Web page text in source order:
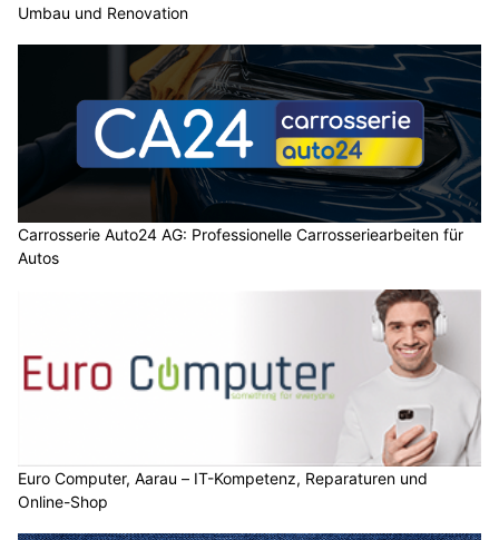
Umbau und Renovation
Carrosserie Auto24 AG: Professionelle Carrosseriearbeiten für
Autos
Euro Computer, Aarau – IT-Kompetenz, Reparaturen und
Online-Shop